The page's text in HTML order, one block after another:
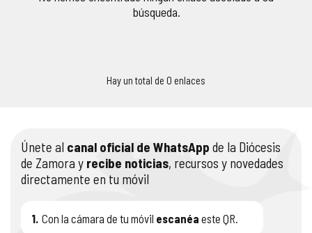
búsqueda.
Hay un total de 0 enlaces
Únete al canal oficial de WhatsApp de la Diócesis
de Zamora y recibe noticias, recursos y novedades
directamente en tu móvil
1. Con la cámara de tu móvil escanéa este QR.
PREGUNTAS FRECUENTES